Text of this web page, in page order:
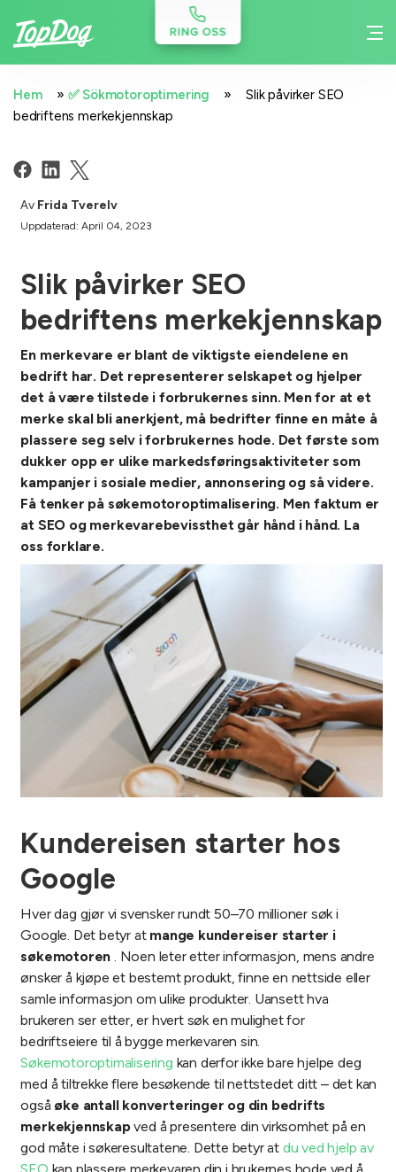
Hem » ✅ Sökmotoroptimering »
Slik påvirker SEO
bedriftens merkekjennskap
Av Frida Tverelv
Uppdaterad: April 04, 2023
Slik påvirker SEO
bedriftens merkekjennskap
En merkevare er blant de viktigste eiendelene en
bedrift har. Det representerer selskapet og hjelper
det å være tilstede i forbrukernes sinn. Men for at et
merke skal bli anerkjent, må bedrifter finne en måte å
plassere seg selv i forbrukernes hode. Det første som
dukker opp er ulike markedsføringsaktiviteter som
kampanjer i sosiale medier, annonsering og så videre.
Få tenker på søkemotoroptimalisering. Men faktum er
at SEO og merkevarebevissthet går hånd i hånd. La
oss forklare.
Kundereisen starter hos
Google
Hver dag gjør vi svensker rundt 50–70 millioner søk i
Google. Det betyr at mange kundereiser starter i
søkemotoren . Noen leter etter informasjon, mens andre
ønsker å kjøpe et bestemt produkt, finne en nettside eller
samle informasjon om ulike produkter. Uansett hva
brukeren ser etter, er hvert søk en mulighet for
bedriftseiere til å bygge merkevaren sin.
Søkemotoroptimalisering kan derfor ikke bare hjelpe deg
med å tiltrekke flere besøkende til nettstedet ditt – det kan
også øke antall konverteringer og din bedrifts
merkekjennskap ved å presentere din virksomhet på en
god måte i søkeresultatene. Dette betyr at du ved hjelp av